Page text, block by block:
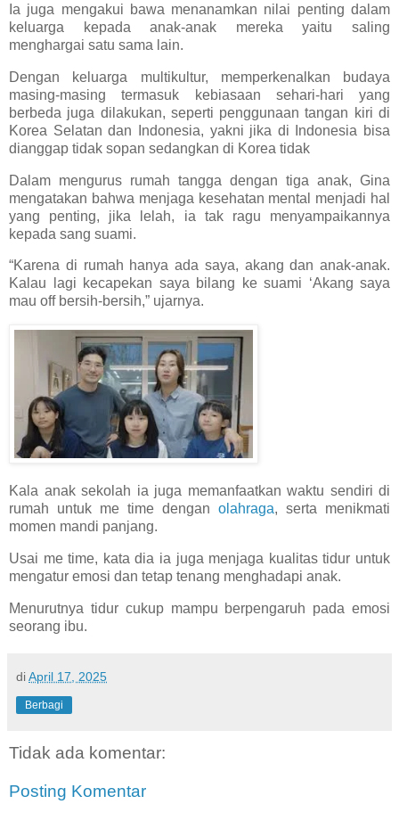
Ia juga mengakui bawa menanamkan nilai penting dalam
keluarga kepada anak-anak mereka yaitu saling
menghargai satu sama lain.
Dengan keluarga multikultur, memperkenalkan budaya
masing-masing termasuk kebiasaan sehari-hari yang
berbeda juga dilakukan, seperti penggunaan tangan kiri di
Korea Selatan dan Indonesia, yakni jika di Indonesia bisa
dianggap tidak sopan sedangkan di Korea tidak
Dalam mengurus rumah tangga dengan tiga anak, Gina
mengatakan bahwa menjaga kesehatan mental menjadi hal
yang penting, jika lelah, ia tak ragu menyampaikannya
kepada sang suami.
“Karena di rumah hanya ada saya, akang dan anak-anak.
Kalau lagi kecapekan saya bilang ke suami ‘Akang saya
mau off bersih-bersih,” ujarnya.
Kala anak sekolah ia juga memanfaatkan waktu sendiri di
rumah untuk me time dengan olahraga, serta menikmati
momen mandi panjang.
Usai me time, kata dia ia juga menjaga kualitas tidur untuk
mengatur emosi dan tetap tenang menghadapi anak.
Menurutnya tidur cukup mampu berpengaruh pada emosi
seorang ibu.
diApril 17, 2025
Berbagi
Tidak ada komentar:
Posting Komentar